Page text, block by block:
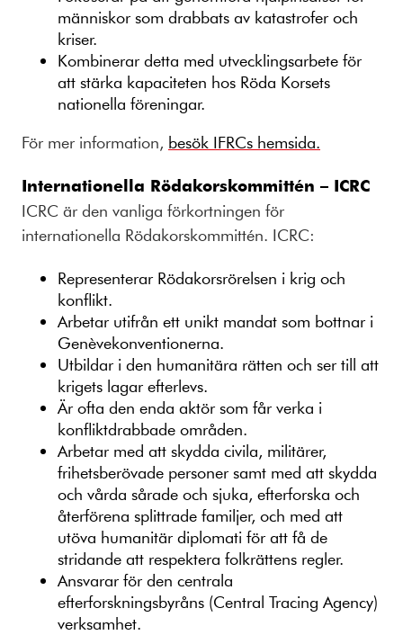
människor som drabbats av katastrofer och
kriser.
Kombinerar detta med utvecklingsarbete för
att stärka kapaciteten hos Röda Korsets
nationella föreningar.
För mer information, besök IFRCs hemsida.
Internationella Rödakorskommittén – ICRC
ICRC är den vanliga förkortningen för
internationella Rödakorskommittén. ICRC:
Representerar Rödakorsrörelsen i krig och
konflikt.
Arbetar utifrån ett unikt mandat som bottnar i
Genèvekonventionerna.
Utbildar i den humanitära rätten och ser till att
krigets lagar efterlevs.
Är ofta den enda aktör som får verka i
konfliktdrabbade områden.
Arbetar med att skydda civila, militärer,
frihetsberövade personer samt med att skydda
och vårda sårade och sjuka, efterforska och
återförena splittrade familjer, och med att
utöva humanitär diplomati för att få de
stridande att respektera folkrättens regler.
Ansvarar för den centrala
efterforskningsbyråns (Central Tracing Agency)
verksamhet.